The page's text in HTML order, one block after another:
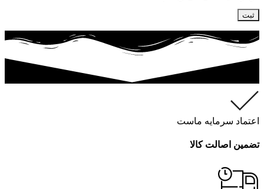
اعتماد سرمایه ماست
تضمین اصالت کالا